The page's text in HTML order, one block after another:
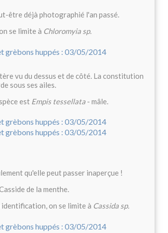
être déjà photographié l'an passé.
se limite à Chloromyia sp.
vu du dessus et de côté. La constitution
sous ses ailes.
est Empis tessellata - mâle.
qu'elle peut passer inaperçue !
de la menthe.
on se limite à Cassida sp.